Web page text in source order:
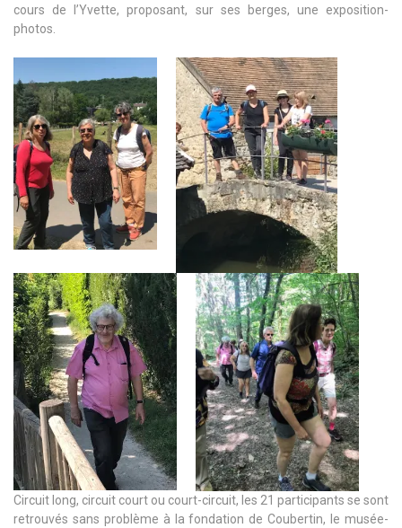
cours de l’Yvette, proposant, sur ses berges, une exposition-
photos.
Circuit long, circuit court ou court-circuit, les 21 participants se sont
retrouvés sans problème à la fondation de Coubertin, le musée-